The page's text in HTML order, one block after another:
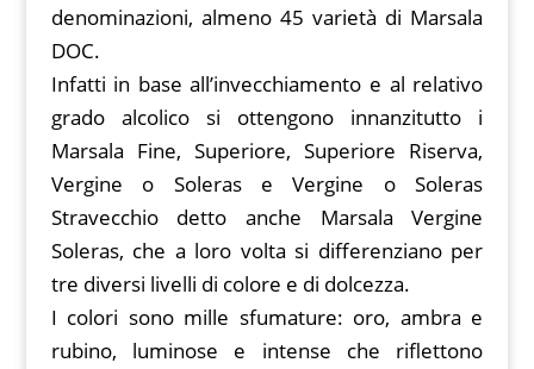
denominazioni, almeno 45 varietà di Marsala
DOC.
Infatti in base all’invecchiamento e al relativo
grado alcolico si ottengono innanzitutto i
Marsala Fine, Superiore, Superiore Riserva,
Vergine o Soleras e Vergine o Soleras
Stravecchio detto anche Marsala Vergine
Soleras, che a loro volta si differenziano per
tre diversi livelli di colore e di dolcezza.
I colori sono mille sfumature: oro, ambra e
rubino, luminose e intense che riflettono